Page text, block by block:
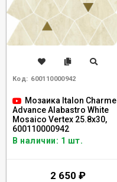
Код: 600110000942
Мозаика Italon Charme
Advance Alabastro White
Mosaico Vertex 25.8x30,
600110000942
В наличии: 1 шт.
2 650 ₽